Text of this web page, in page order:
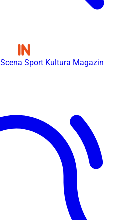
Scena Sport Kultura Magazin